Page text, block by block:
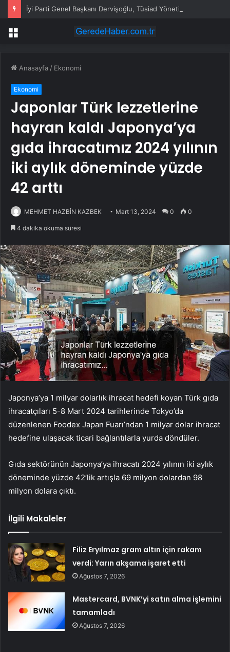
Menü
Anasayfa / Ekonomi
Ekonomi
Japonlar Türk lezzetlerine
hayran kaldı Japonya’ya
gıda ihracatımız 2024 yılının
iki aylık döneminde yüzde
42 arttı
MEHMET HAZBİN KAZBEK Mart 13, 2024 0 0
4 dakika okuma süresi
Japonya’ya 1 milyar dolarlık ihracat hedefi koyan Türk gıda
ihracatçıları 5-8 Mart 2024 tarihlerinde Tokyo’da
düzenlenen Foodex Japan Fuarı’ndan 1 milyar dolar ihracat
hedefine ulaşacak ticari bağlantılarla yurda döndüler.
Gıda sektörünün Japonya’ya ihracatı 2024 yılının iki aylık
döneminde yüzde 42’lik artışla 69 milyon dolardan 98
milyon dolara çıktı.
İlgili Makaleler
Filiz Eryılmaz gram altın için rakam
verdi: Yarın akşama işaret etti
Ağustos 7, 2026
Mastercard, BVNK’yi satın alma işlemini
tamamladı
Ağustos 7, 2026